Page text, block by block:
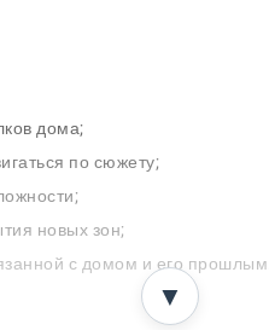
дома;
по сюжету;
новых зон;
с домом и его прошлым.
▼